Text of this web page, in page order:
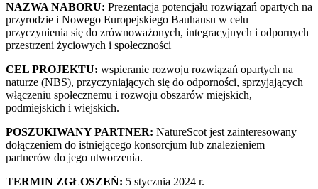
NAZWA NABORU: Prezentacja potencjału rozwiązań opartych na
przyrodzie i Nowego Europejskiego Bauhausu w celu
przyczynienia się do zrównoważonych, integracyjnych i odpornych
przestrzeni życiowych i społeczności
CEL PROJEKTU: wspieranie rozwoju rozwiązań opartych na
naturze (NBS), przyczyniających się do odporności, sprzyjających
włączeniu społecznemu i rozwoju obszarów miejskich,
podmiejskich i wiejskich.
POSZUKIWANY PARTNER: NatureScot jest zainteresowany
dołączeniem do istniejącego konsorcjum lub znalezieniem
partnerów do jego utworzenia.
TERMIN ZGŁOSZEŃ: 5 stycznia 2024 r.